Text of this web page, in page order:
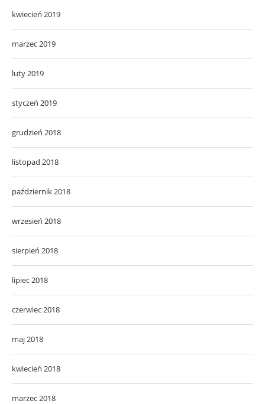
kwiecień 2019
marzec 2019
luty 2019
styczeń 2019
grudzień 2018
listopad 2018
październik 2018
wrzesień 2018
sierpień 2018
lipiec 2018
czerwiec 2018
maj 2018
kwiecień 2018
marzec 2018